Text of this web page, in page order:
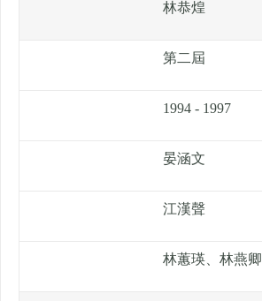
林恭煌
第二屆
1994 - 1997
晏涵文
江漢聲
林蕙瑛、林燕卿